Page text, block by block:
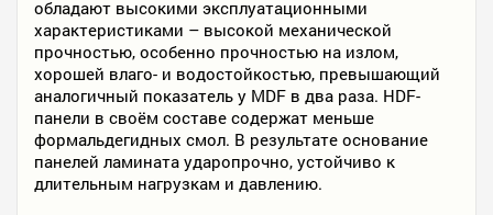
обладают высокими эксплуатационными
характеристиками – высокой механической
прочностью, особенно прочностью на излом,
хорошей влаго- и водостойкостью, превышающий
аналогичный показатель у MDF в два раза. HDF-
панели в своём составе содержат меньше
формальдегидных смол. В результате основание
панелей ламината ударопрочно, устойчиво к
длительным нагрузкам и давлению.